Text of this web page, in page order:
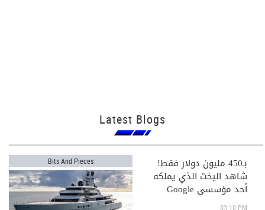
Latest Blogs
Bits And Pieces بـ450 مليون دولار فقط!
شاهد اليخت الذي يملكه
أحد مؤسسي Google
03:10 PM